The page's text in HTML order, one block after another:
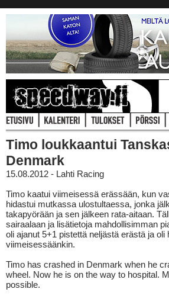
Timo loukkaantui
Denmark
15.08.2012 - Lahti Racing
Timo kaatui viimeisessä erässään, kun
hidastui mutkassa ulostultaessa, jonka
takapyörään ja sen jälkeen rata-aitaan.
sairaalaan ja lisätietoja mahdollisimman
oli ajanut 5+1 pistettä neljästä erästä ja
viimeisessäänkin.
Timo has crashed in Denmark when he
wheel. Now he is on the way to hospital.
possible.